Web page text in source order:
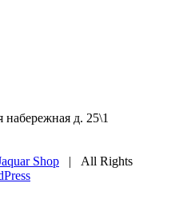
д. 25\1
Shop | All Rights